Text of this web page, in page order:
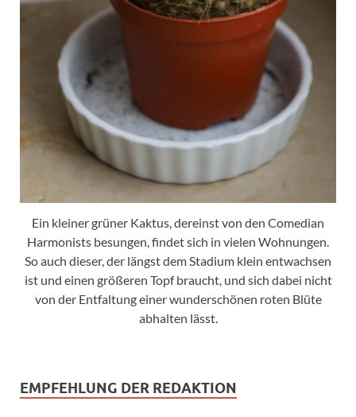
Ein kleiner grüner Kaktus, dereinst von den Comedian
Harmonists besungen, findet sich in vielen Wohnungen.
So auch dieser, der längst dem Stadium klein entwachsen
ist und einen größeren Topf braucht, und sich dabei nicht
von der Entfaltung einer wunderschönen roten Blüte
abhalten lässt.
EMPFEHLUNG DER REDAKTION